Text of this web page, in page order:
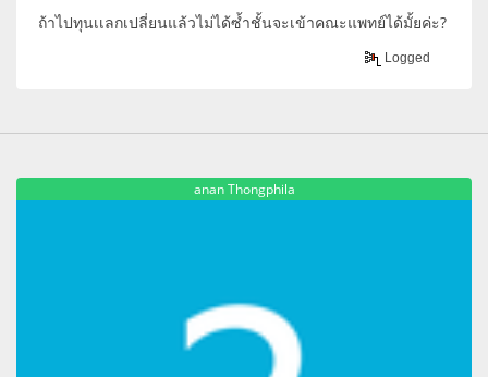
ถ้าไปทุนเเลกเปลี่ยนแล้วไม่ได้ซ้ำชั้นจะเข้าคณะแพทย์ได้มั้ยค่ะ?
Logged
anan Thongphila